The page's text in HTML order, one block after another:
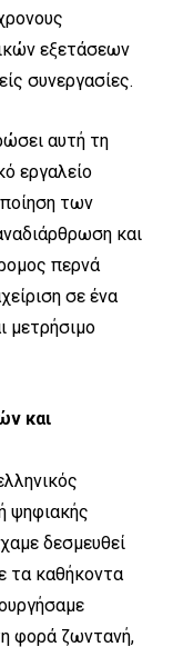
εξετάσεων
συνεργασίες.
αυτή τη
εργαλείο
των
και
περνά
σε ένα
μετρήσιμο
και
ψηφιακής
δεσμευθεί
τα καθήκοντα
φορά ζωντανή,